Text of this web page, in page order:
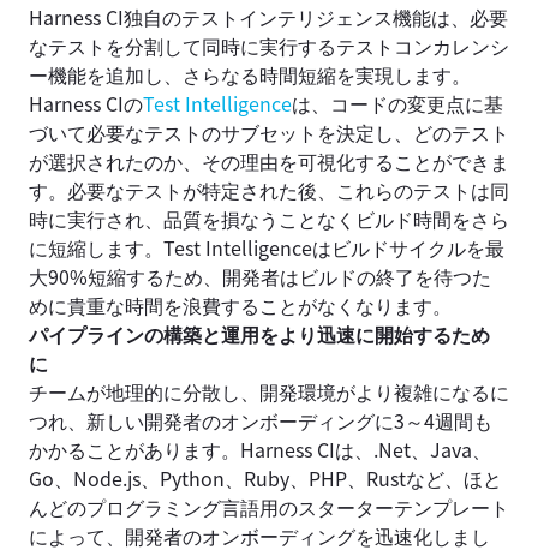
Harness CI独自のテストインテリジェンス機能は、必要
なテストを分割して同時に実行するテストコンカレンシ
ー機能を追加し、さらなる時間短縮を実現します。
Harness CIのTest Intelligenceは、コードの変更点に基
づいて必要なテストのサブセットを決定し、どのテスト
が選択されたのか、その理由を可視化することができま
す。必要なテストが特定された後、これらのテストは同
時に実行され、品質を損なうことなくビルド時間をさら
に短縮します。Test Intelligenceはビルドサイクルを最
大90%短縮するため、開発者はビルドの終了を待つた
めに貴重な時間を浪費することがなくなります。
パイプラインの構築と運用をより迅速に開始するため
に
チームが地理的に分散し、開発環境がより複雑になるに
つれ、新しい開発者のオンボーディングに3～4週間も
かかることがあります。Harness CIは、.Net、Java、
Go、Node.js、Python、Ruby、PHP、Rustなど、ほと
んどのプログラミング言語用のスターターテンプレート
によって、開発者のオンボーディングを迅速化しまし